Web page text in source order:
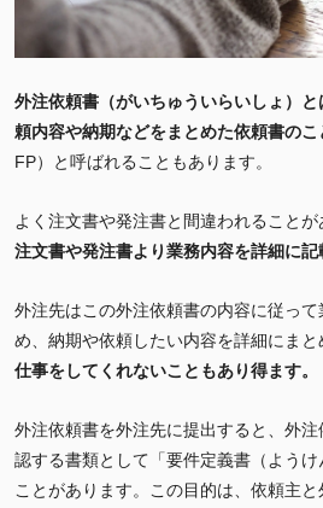
外注依頼書（がいちゅういらいしょ）
頼内容や納期などをまとめた依頼書のこ
FP）と呼ばれることもあります。
よく注文書や発注書と間違われることが
注文書や発注書より業務内容を詳細に記
外注先はこの外注依頼書の内容に従っ
め、納期や依頼したい内容を詳細にまと
仕事をしてくれないこともあり得ます。
外注依頼書を外注先に提出すると、外
認する書類として「要件定義書（よう
ことがあります。この目的は、依頼主